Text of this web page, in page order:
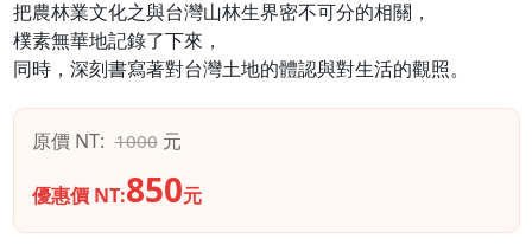
把農林業文化之與台灣山林生界密不可分的相關，
樸素無華地記錄了下來，
同時，深刻書寫著對台灣土地的體認與對生活的觀照。
原價 NT: 1000元
優惠價 NT:850元